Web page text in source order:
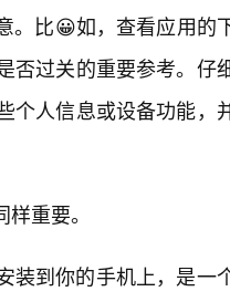
。比😀如，查看应用的
否过关的重要参考。仔
个人信息或设备功能，
重要。
装到你的手机上，是一